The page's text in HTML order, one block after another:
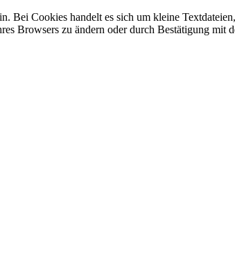
Bei Cookies handelt es sich um kleine
Browsers zu ändern oder durch Bestätigung